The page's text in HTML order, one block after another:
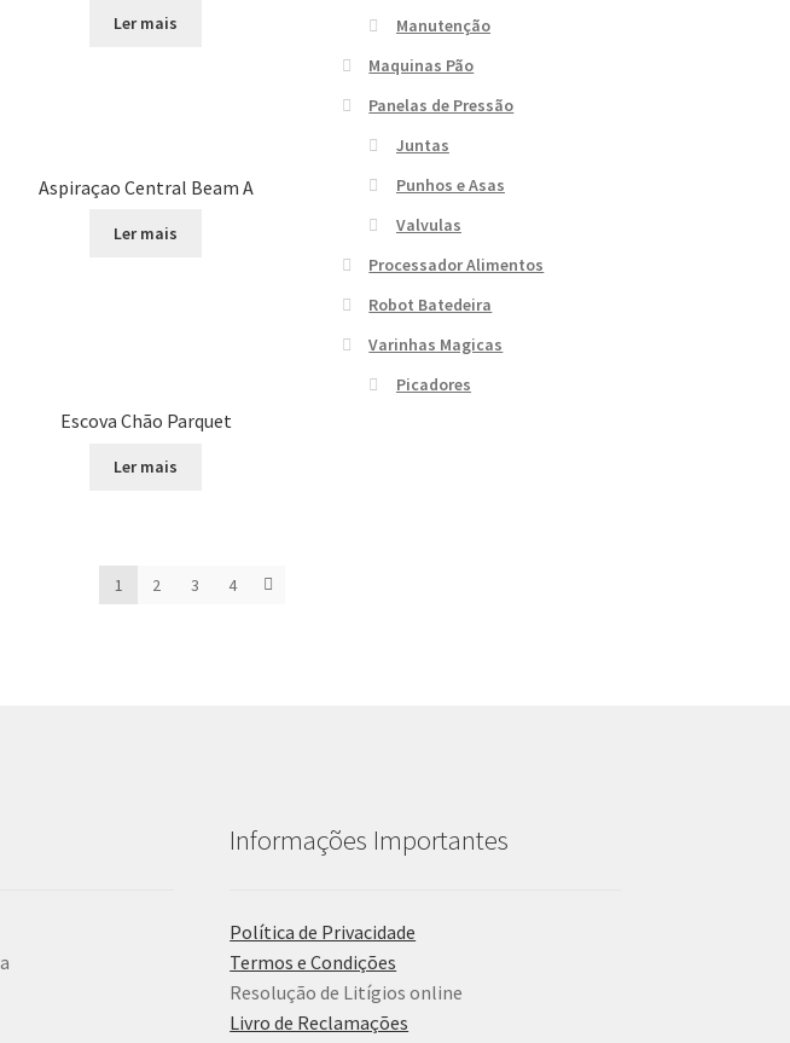
Ler mais
Aspiraçao Central Beam A
Ler mais
Escova Chão Parquet
Ler mais
1 2 3 4
Manutenção
Maquinas Pão
Panelas de Pressão
Juntas
Punhos e Asas
Valvulas
Processador Alimentos
Robot Batedeira
Varinhas Magicas
Picadores
Informações Importantes
Política de Privacidade
Termos e Condições
Resolução de Litígios online
Livro de Reclamações